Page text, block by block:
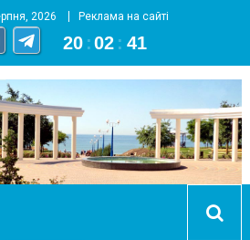
2026 Реклама на сайті
20 :02 : 42
города Южный